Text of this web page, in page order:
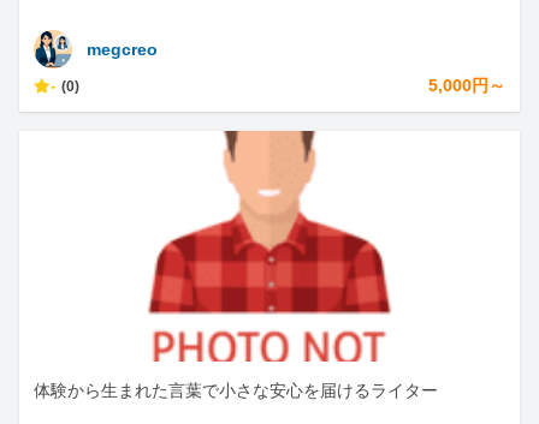
megcreo
- (0) 5,000円～
体験から生まれた言葉で小さな安心を届けるライター